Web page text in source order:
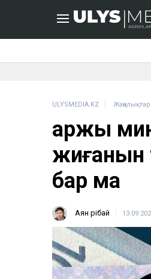
ULYSMEDIA.KZ Жаңалықтар
Қаржы
жиғанын
бар ма
Аян Өрібай